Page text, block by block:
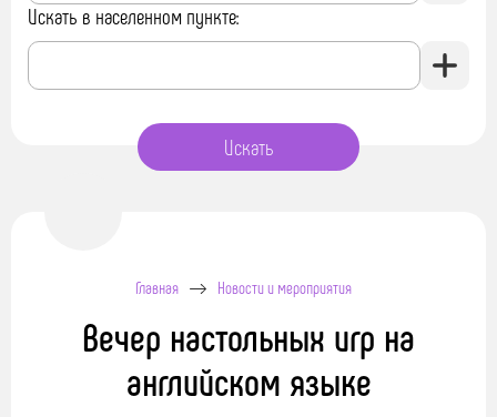
Искать в населенном пункте:
Главная Новости и мероприятия
Вечер настольных игр на
английском языке